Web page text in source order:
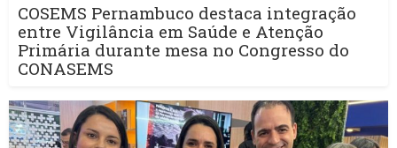
COSEMS Pernambuco destaca integração
entre Vigilância em Saúde e Atenção
Primária durante mesa no Congresso do
CONASEMS